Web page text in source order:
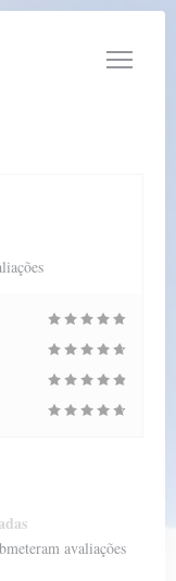
avaliações